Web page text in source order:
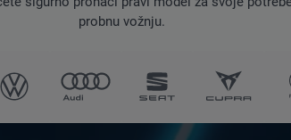
probnu vožnju.